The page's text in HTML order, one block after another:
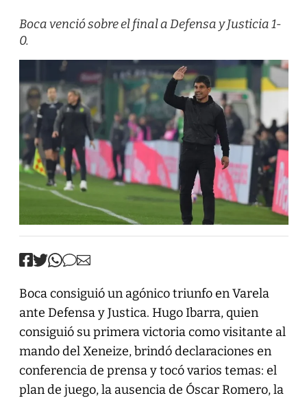
Boca venció sobre el final a Defensa y Justicia 1-
0.
Boca consiguió un agónico triunfo en Varela
ante Defensa y Justica. Hugo Ibarra, quien
consiguió su primera victoria como visitante al
mando del Xeneize, brindó declaraciones en
conferencia de prensa y tocó varios temas: el
plan de juego, la ausencia de Óscar Romero, la